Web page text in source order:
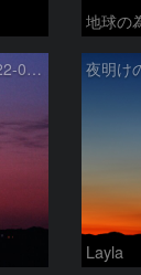
地球の
Mer-Sat-Mar_2026-0422-0430 夜明け
Layla